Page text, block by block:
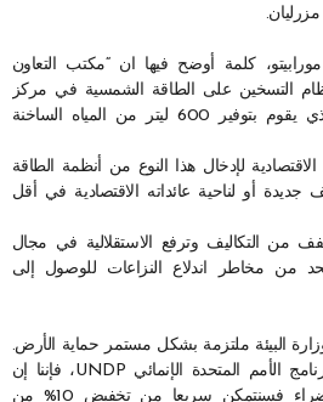
كلمة أوضح فيها ان “مكتب التعاون
نظام التسخين على الطاقة الشمسية في مركز
جمعية صليب إعانة الأرمن، الذي يقوم بتوفير 600 ليتر من المياه الساخنة
لإدخال هذا النوع من أنظمة الطاقة
جديدة أو لناحية عائداته الاقتصادية في أقل
من التكاليف وترفع الاستقلالية في مجال
من مخاطر اندلاع النزاعات للوصول إلى
البيئة ملتزمة بشكل مستمر حماية الأرض.
وبحسب دراسة قام بإعدادها برنامج الأمم المتحدة الإنمائي UNDP، فإننا إن
تحولنا تدريجيا نحو الطاقة الخضراء فسنتمكن سريعا من تخفيض 10% من